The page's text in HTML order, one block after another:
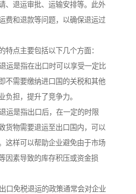
、退运审批、运输安排等。此外
费和退款等问题，以确保退运过
特点主要包括以下几个方面：
运是指在出口时可以享受一定比
不需要缴纳进口国的关税和其他
负担，提升了竞争力。
运是指出口后，在一定的时限
货物需要退运至出口国内，可以
这样可以帮助企业避免由于市场
因素导致的库存积压或资金损
口免税退运的政策通常会对企业